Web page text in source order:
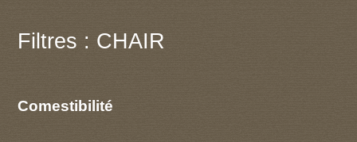
Filtres : CHAIR
Comestibilité